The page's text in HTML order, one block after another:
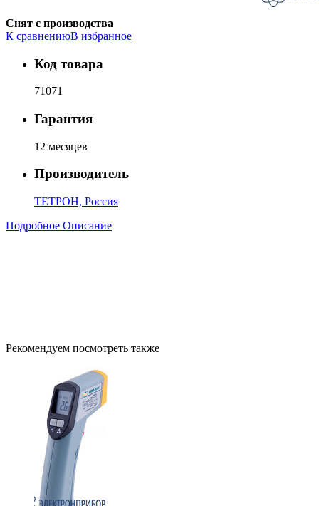
Снят с производства
К сравнениюВ избранное
Код товара
71071
Гарантия
12 месяцев
Производитель
ТЕТРОН, Россия
Подробное Описание
Рекомендуем посмотреть также